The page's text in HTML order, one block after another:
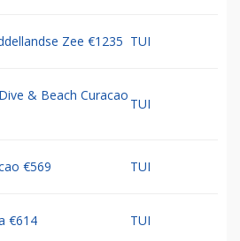
Zee €1235 TUI
& Beach Curacao
TUI
€569 TUI
€614 TUI